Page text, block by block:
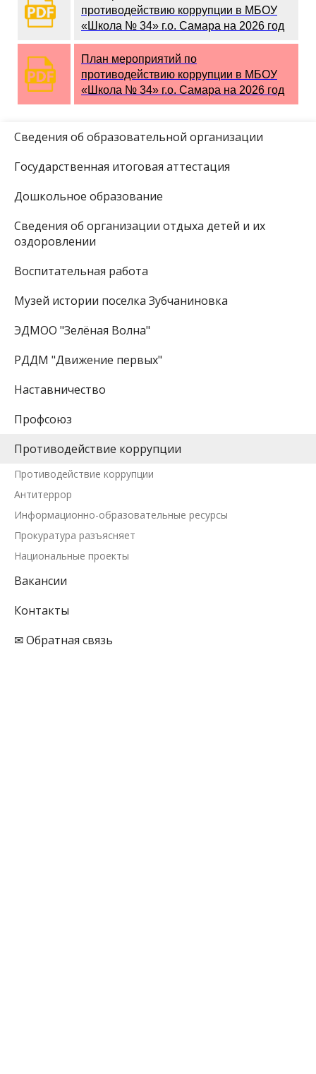
противодействию коррупции в МБОУ
«Школа № 34» г.о. Самара на 2026 год
План мероприятий по
противодействию коррупции в МБОУ
«Школа № 34» г.о. Самара на 2026 год
Сведения об образовательной организации
Государственная итоговая аттестация
Дошкольное образование
Сведения об организации отдыха детей и их
оздоровлении
Воспитательная работа
Музей истории поселка Зубчаниновка
ЭДМОО "Зелёная Волна"
РДДМ "Движение первых"
Наставничество
Профсоюз
Противодействие коррупции
Противодействие коррупции
Антитеррор
Информационно-образовательные ресурсы
Прокуратура разъясняет
Национальные проекты
Вакансии
Контакты
✉ Обратная связь